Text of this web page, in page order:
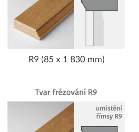
R9 (85 x 1 830 mm)